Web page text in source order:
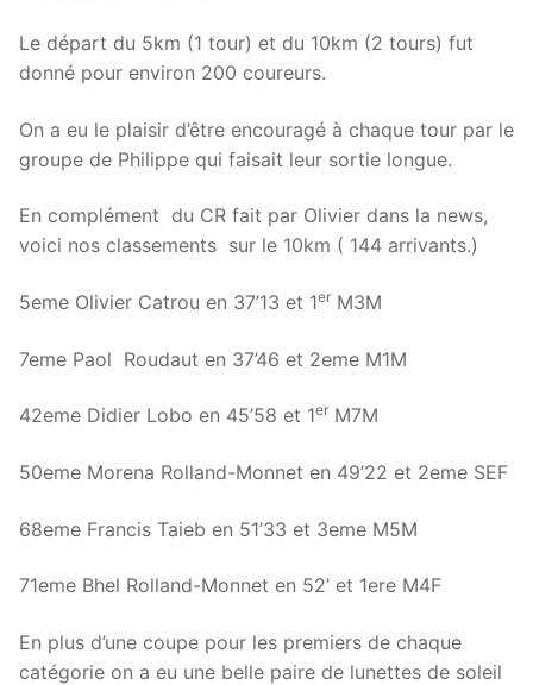
Le départ du 5km (1 tour) et du 10km (2 tours) fut
donné pour environ 200 coureurs.
On a eu le plaisir d’être encouragé à chaque tour par le
groupe de Philippe qui faisait leur sortie longue.
En complément du CR fait par Olivier dans la news,
voici nos classements sur le 10km ( 144 arrivants.)
5eme Olivier Catrou en 37’13 et 1er M3M
7eme Paol Roudaut en 37’46 et 2eme M1M
42eme Didier Lobo en 45’58 et 1er M7M
50eme Morena Rolland-Monnet en 49’22 et 2eme SEF
68eme Francis Taieb en 51’33 et 3eme M5M
71eme Bhel Rolland-Monnet en 52’ et 1ere M4F
En plus d’une coupe pour les premiers de chaque
catégorie on a eu une belle paire de lunettes de soleil